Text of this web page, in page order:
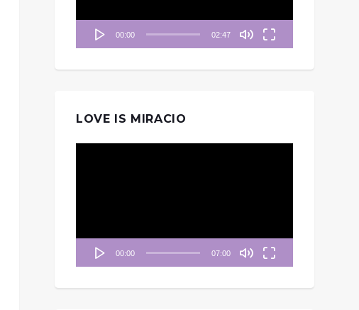
00:00 02:47
LOVE IS MIRACIO
00:00 07:00